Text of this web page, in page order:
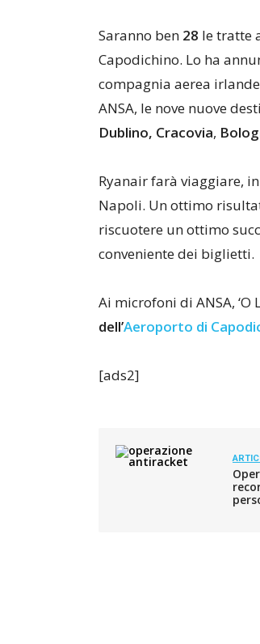
Saranno ben 28 le tratte
Capodichino. Lo ha
compagnia aerea
ANSA, le nove nuove
Dublino, Cracovia,
Ryanair farà viaggiare,
Napoli. Un ottimo
riscuotere un ottimo
conveniente dei biglietti.
Ai microfoni di ANSA,
dell’Aeroporto di
[ads2]